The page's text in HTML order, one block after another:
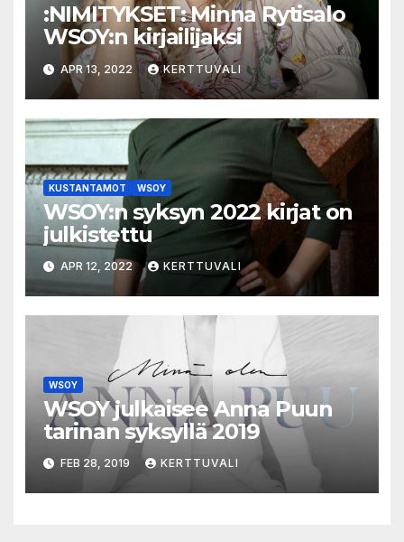
:NIMITYKSET: Minna Rytisalo
WSOY:n kirjailijaksi
APR 13, 2022 KERTTUVALI
KUSTANTAMOT WSOY
WSOY:n syksyn 2022 kirjat on
julkistettu
APR 12, 2022 KERTTUVALI
WSOY
WSOY julkaisee Anna Puun
tarinan syksyllä 2019
FEB 28, 2019 KERTTUVALI